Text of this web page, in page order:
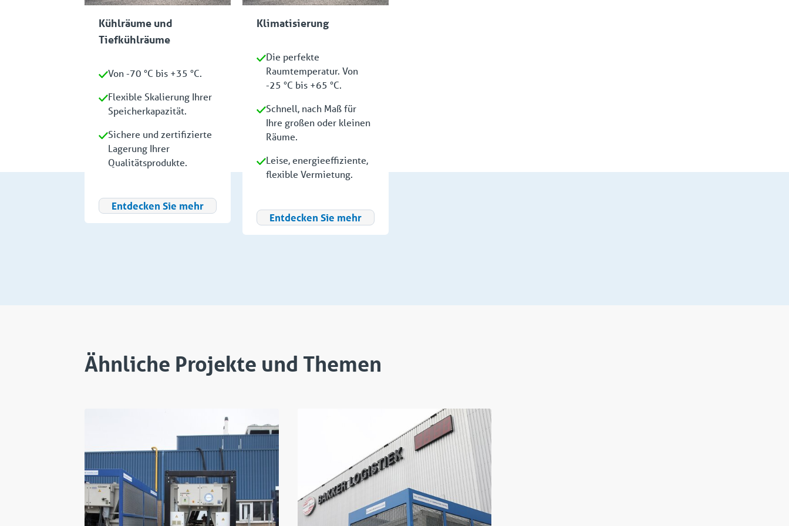
Kühlräume und
Tiefkühlräume
Von -70 °C bis +35 °C.
Flexible Skalierung Ihrer
Speicherkapazität.
Sichere und zertifizierte
Lagerung Ihrer
Qualitätsprodukte.
Entdecken Sie mehr
Klimatisierung
Die perfekte
Raumtemperatur. Von
-25 °C bis +65 °C.
Schnell, nach Maß für
Ihre großen oder kleinen
Räume.
Leise, energieeffiziente,
flexible Vermietung.
Entdecken Sie mehr
Ähnliche Projekte und Themen
Projekt